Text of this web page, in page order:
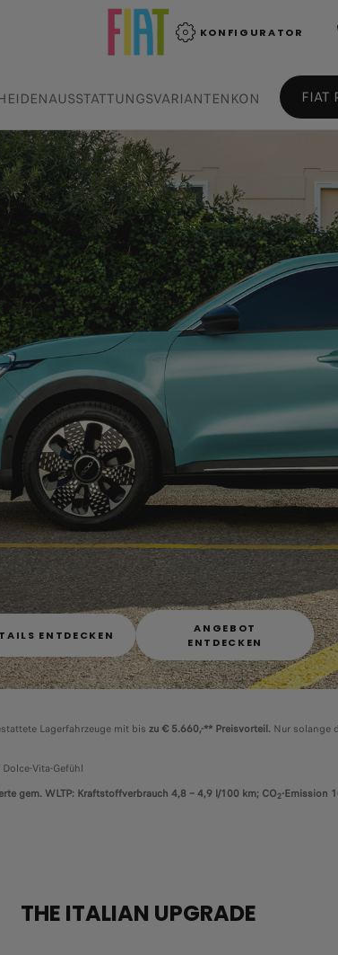
KONFIGURATOR
AUSSTATTUNGSVARIANTENKONTAKTIEREN
FIAT
ENTDECKEN
ANGEBOT
ENTDECKEN
Lagerfahrzeuge mit bis zu € 5.660,-** Preisvorteil. Nur solange
Vita-Gefühl
gem. WLTP: Kraftstoffverbrauch 4,8 – 4,9 l/100 km; CO2-Emission
THE ITALIAN UPGRADE